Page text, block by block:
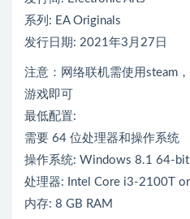
系列: EA Originals
发行日期: 2021年3月27日
注意：网络联机需使用steam
游戏即可
最低配置:
需要 64 位处理器和操作系统
操作系统: Windows 8.1 64-
处理器: Intel Core i3-2100T
内存: 8 GB RAM